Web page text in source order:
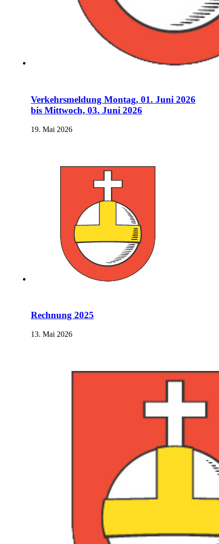
Verkehrsmeldung Montag, 01. Juni 2026
bis Mittwoch, 03. Juni 2026
19. Mai 2026
Rechnung 2025
13. Mai 2026